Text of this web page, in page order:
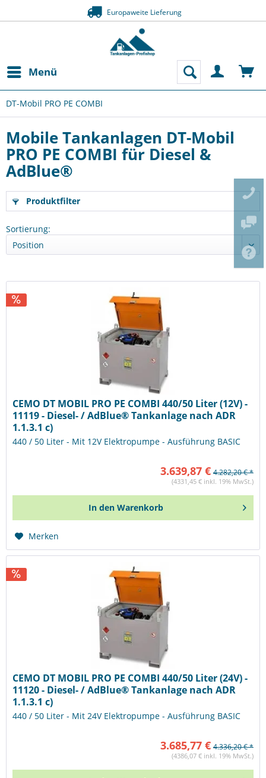
Europaweite Lieferung
Menü
DT-Mobil PRO PE COMBI
Mobile Tankanlagen DT-Mobil
PRO PE COMBI für Diesel &
AdBlue®
Produktfilter
Sortierung:
CEMO DT MOBIL PRO PE COMBI 440/50 Liter (12V) -
11119 - Diesel- / AdBlue® Tankanlage nach ADR
1.1.3.1 c)
440 / 50 Liter - Mit 12V Elektropumpe - Ausführung BASIC
3.639,87 € 4.282,20 € *
(4331,45 € inkl. 19% MwSt.)
In den Warenkorb
Merken
CEMO DT MOBIL PRO PE COMBI 440/50 Liter (24V) -
11120 - Diesel- / AdBlue® Tankanlage nach ADR
1.1.3.1 c)
440 / 50 Liter - Mit 24V Elektropumpe - Ausführung BASIC
3.685,77 € 4.336,20 € *
(4386,07 € inkl. 19% MwSt.)